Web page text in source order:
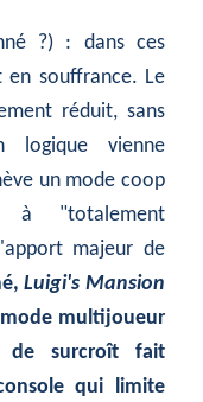
?) : dans ces
souffrance. Le
réduit, sans
logique vienne
un mode coop
à "totalement
majeur de
Luigi's Mansion
multijoueur
surcroît fait
qui limite